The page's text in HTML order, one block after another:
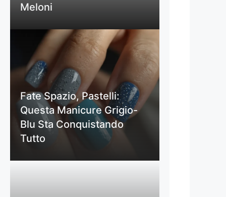
Meloni
Fate Spazio, Pastelli:
Questa Manicure Grigio-
Blu Sta Conquistando
Tutto